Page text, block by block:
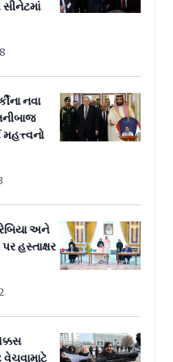
રાખે તેવી શક્યતાઃ
નવા
અને
હસ્તાક્ષર
વેચવામાટે